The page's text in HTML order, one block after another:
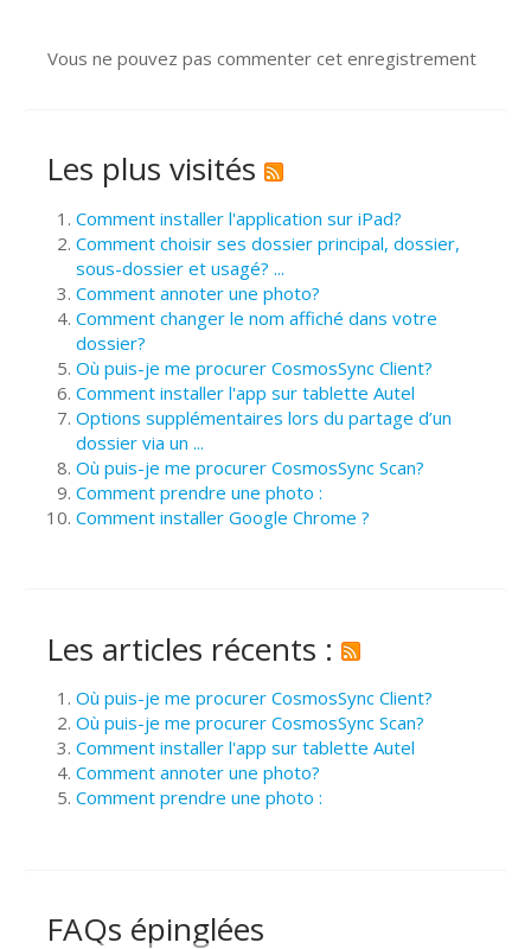
Vous ne pouvez pas commenter cet enregistrement
Les plus visités
Comment installer l'application sur iPad?
Comment choisir ses dossier principal, dossier,
sous-dossier et usagé? ...
Comment annoter une photo?
Comment changer le nom affiché dans votre
dossier?
Où puis-je me procurer CosmosSync Client?
Comment installer l'app sur tablette Autel
Options supplémentaires lors du partage d’un
dossier via un ...
Où puis-je me procurer CosmosSync Scan?
Comment prendre une photo :
Comment installer Google Chrome ?
Les articles récents :
Où puis-je me procurer CosmosSync Client?
Où puis-je me procurer CosmosSync Scan?
Comment installer l'app sur tablette Autel
Comment annoter une photo?
Comment prendre une photo :
FAQs épinglées